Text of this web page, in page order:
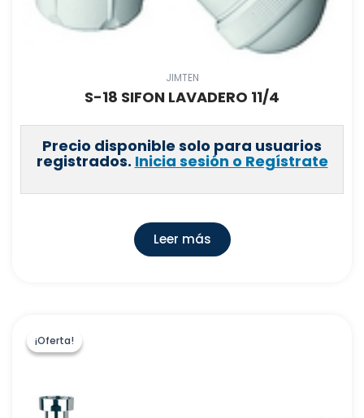
JIMTEN
S-18 SIFON LAVADERO 11/4
Precio disponible solo para usuarios
registrados. Inicia sesión o Regístrate
Leer más
¡Oferta!
¡Oferta!